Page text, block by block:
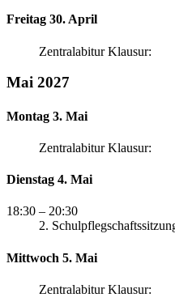
Freitag 30. April
Zentralabitur Klausur:
Mai 2027
Montag 3. Mai
Zentralabitur Klausur:
Dienstag 4. Mai
18:30 – 20:30
2.
Mittwoch 5. Mai
Zentralabitur Klausur: